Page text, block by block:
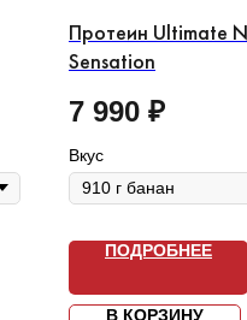
Протеин Ultimate
Sensation
7 990 ₽
Вкус
ПОДРОБНЕЕ
В КОРЗИНУ